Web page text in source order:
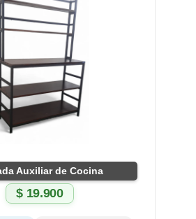
Auxiliar de Cocina
$19.900